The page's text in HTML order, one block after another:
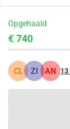
Opgehaald
€ 740
CL ZI AN 13